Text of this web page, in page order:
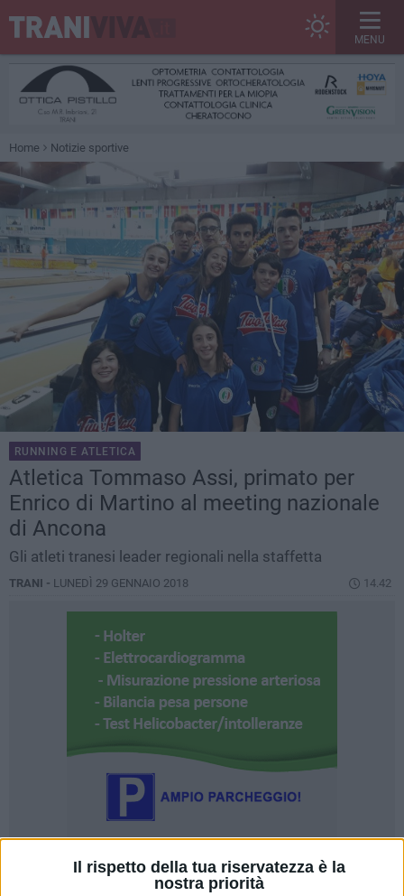
Il rispetto della tua riservatezza è la
nostra priorità
MENU
Home Notizie sportive
RUNNING E ATLETICA
Atletica Tommaso Assi, primato per
Enrico di Martino al meeting nazionale
di Ancona
Gli atleti tranesi leader regionali nella staffetta
TRANI - LUNEDÌ 29 GENNAIO 2018 14.42
50